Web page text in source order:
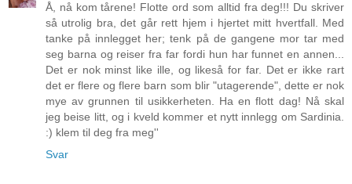
Å, nå kom tårene! Flotte ord som alltid fra deg!!! Du skriver
så utrolig bra, det går rett hjem i hjertet mitt hvertfall. Med
tanke på innlegget her; tenk på de gangene mor tar med
seg barna og reiser fra far fordi hun har funnet en annen...
Det er nok minst like ille, og likeså for far. Det er ikke rart
det er flere og flere barn som blir "utagerende", dette er nok
mye av grunnen til usikkerheten. Ha en flott dag! Nå skal
jeg beise litt, og i kveld kommer et nytt innlegg om Sardinia.
:) klem til deg fra meg''
Svar